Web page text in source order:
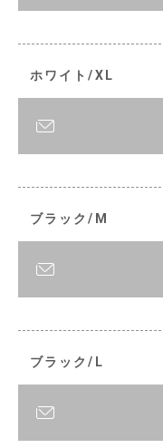
ホワイト/XL
ブラック/M
ブラック/L